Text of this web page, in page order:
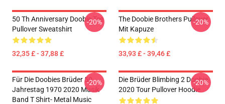
50 Th Anniversary Doobie Tee
Pullover Sweatshirt
32,35 £ - 37,88 £
-20%
The Doobie Brothers Pullover
Mit Kapuze
33,93 £ - 39,46 £
-20%
Für Die Doobies Brüder 50.
Jahrestag 1970 2020 Musik
Band T Shirt- Metal Music
-20%
Die Brüder Blimbing 2 Doobie
2020 Tour Pullover Hoodie
-20%